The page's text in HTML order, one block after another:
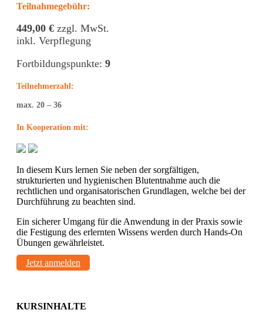
Teilnahmegebühr:
449,00 € zzgl. MwSt.
inkl. Verpflegung
Fortbildungspunkte: 9
Teilnehmerzahl:
max. 20 – 36
In Kooperation mit:
In diesem Kurs lernen Sie neben der sorgfältigen,
strukturierten und hygienischen Blutentnahme auch die
rechtlichen und organisatorischen Grundlagen, welche bei der
Durchführung zu beachten sind.
Ein sicherer Umgang für die Anwendung in der Praxis sowie
die Festigung des erlernten Wissens werden durch Hands-On
Übungen gewährleistet.
Jetzt anmelden
KURSINHALTE